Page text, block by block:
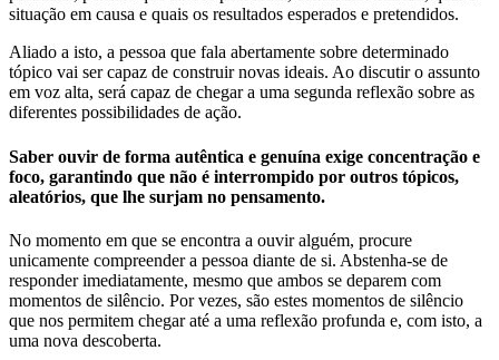
situação em causa e quais os resultados esperados e pretendidos.
Aliado a isto, a pessoa que fala abertamente sobre determinado
tópico vai ser capaz de construir novas ideais. Ao discutir o assunto
em voz alta, será capaz de chegar a uma segunda reflexão sobre as
diferentes possibilidades de ação.
Saber ouvir de forma autêntica e genuína exige concentração e
foco, garantindo que não é interrompido por outros tópicos,
aleatórios, que lhe surjam no pensamento.
No momento em que se encontra a ouvir alguém, procure
unicamente compreender a pessoa diante de si. Abstenha-se de
responder imediatamente, mesmo que ambos se deparem com
momentos de silêncio. Por vezes, são estes momentos de silêncio
que nos permitem chegar até a uma reflexão profunda e, com isto, a
uma nova descoberta.